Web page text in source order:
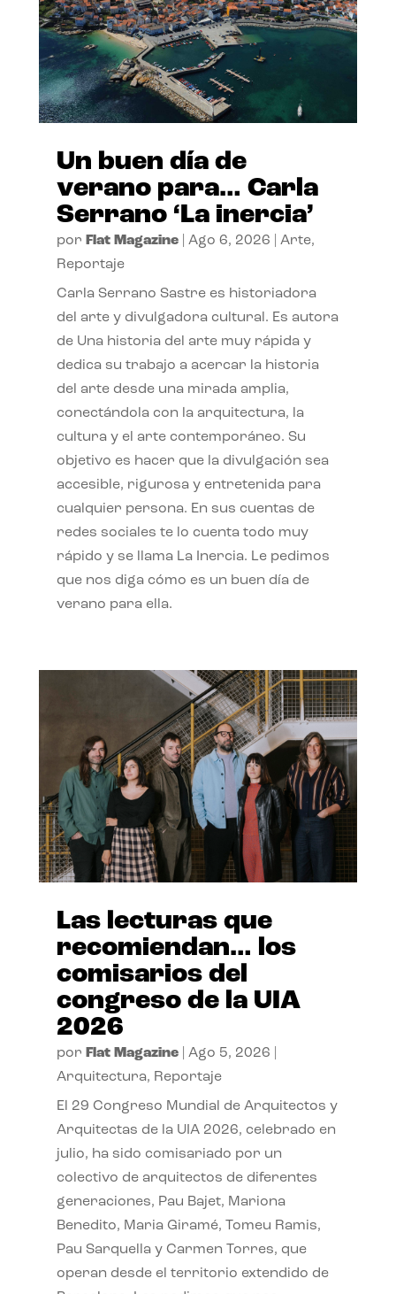
Un buen día de
verano para… Carla
Serrano ‘La inercia’
por Flat Magazine| Ago 6, 2026 Arte,
Reportaje
Carla Serrano Sastre es historiadora
del arte y divulgadora cultural. Es autora
de Una historia del arte muy rápida y
dedica su trabajo a acercar la historia
del arte desde una mirada amplia,
conectándola con la arquitectura, la
cultura y el arte contemporáneo. Su
objetivo es hacer que la divulgación sea
accesible, rigurosa y entretenida para
cualquier persona. En sus cuentas de
redes sociales te lo cuenta todo muy
rápido y se llama La Inercia. Le pedimos
que nos diga cómo es un buen día de
verano para ella.
Las lecturas que
recomiendan… los
comisarios del
congreso de la UIA
2026
por Flat Magazine| Ago 5, 2026
Arquitectura, Reportaje
El 29 Congreso Mundial de Arquitectos y
Arquitectas de la UIA 2026, celebrado en
julio, ha sido comisariado por un
colectivo de arquitectos de diferentes
generaciones, Pau Bajet, Mariona
Benedito, Maria Giramé, Tomeu Ramis,
Pau Sarquella y Carmen Torres, que
operan desde el territorio extendido de